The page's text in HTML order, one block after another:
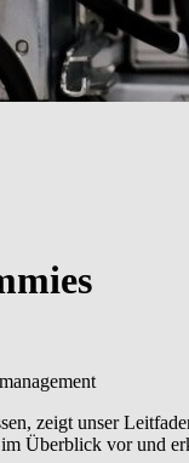
zeigt unser
Überblick vor und